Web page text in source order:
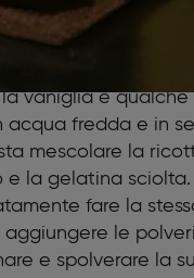
Informare
vaniglia e
fredda e in
mescolare la
e la gelatina sciolta.
fare la
le
e spolverare la